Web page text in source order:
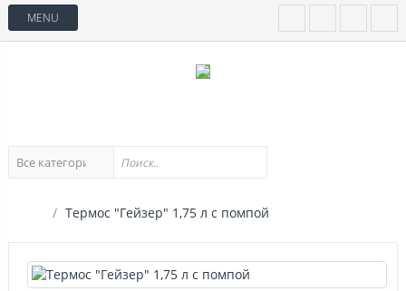
MENU
Термос "Гейзер" 1,75 л с помпой